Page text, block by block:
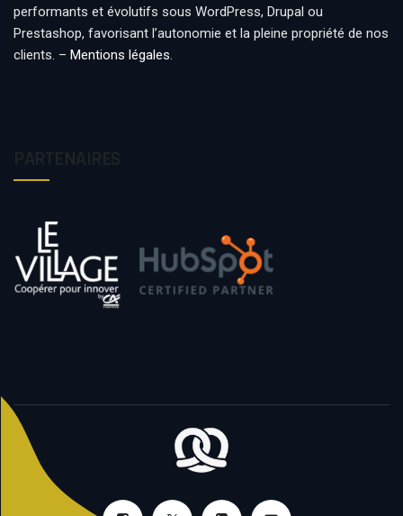
performants et évolutifs sous WordPress, Drupal ou
Prestashop, favorisant l’autonomie et la pleine propriété de nos
clients. – Mentions légales.